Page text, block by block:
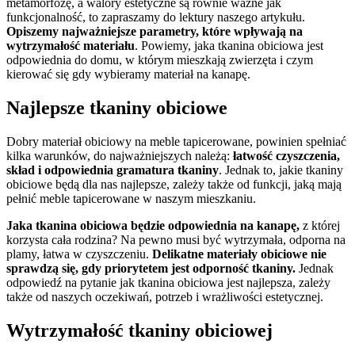
funkcjonalność, to zapraszamy do lektury naszego artykułu.
Opiszemy najważniejsze parametry, które wpływają na
wytrzymałość materiału. Powiemy, jaka tkanina obiciowa jest
odpowiednia do domu, w którym mieszkają zwierzęta i czym
kierować się gdy wybieramy materiał na kanapę.
Najlepsze tkaniny obiciowe
Dobry materiał obiciowy na meble tapicerowane, powinien spełniać
kilka warunków, do najważniejszych należą: łatwość czyszczenia,
skład i odpowiednia gramatura tkaniny. Jednak to, jakie tkaniny
obiciowe będą dla nas najlepsze, zależy także od funkcji, jaką mają
pełnić meble tapicerowane w naszym mieszkaniu.
Jaka tkanina obiciowa będzie odpowiednia na kanapę, z której
korzysta cała rodzina? Na pewno musi być wytrzymała, odporna na
plamy, łatwa w czyszczeniu. Delikatne materiały obiciowe nie
sprawdzą się, gdy priorytetem jest odporność tkaniny. Jednak
odpowiedź na pytanie jak tkanina obiciowa jest najlepsza, zależy
także od naszych oczekiwań, potrzeb i wrażliwości estetycznej.
Wytrzymałość tkaniny obiciowej